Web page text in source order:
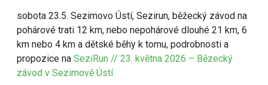
sobota 23.5. Sezimovo Ústí, Sezirun, běžecký závod na
pohárové trati 12 km, nebo nepohárové dlouhé 21 km, 6
km nebo 4 km a dětské běhy k tomu, podrobnosti a
propozice na SeziRun // 23. května 2026 – Bězecký
závod v Sezimově Ústí